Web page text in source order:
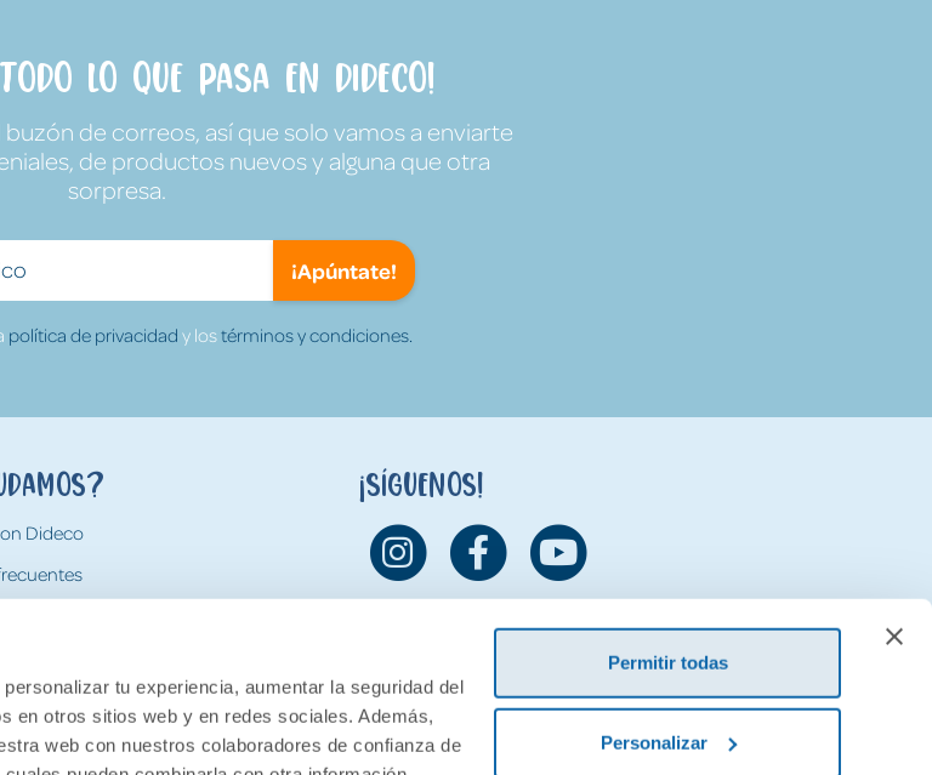
tu experiencia, aumentar la seguridad del
en otros sitios web y en redes sociales. Además,
web con nuestros colaboradores de confianza de
Permitir todas
Personalizar
lo que pasa en Dideco!
de correos, así que solo vamos a enviarte
de productos nuevos y alguna que otra
sorpresa.
¡Apúntate!
política de privacidad y lostérminos y condiciones.
Dideco
¡Síguenos!